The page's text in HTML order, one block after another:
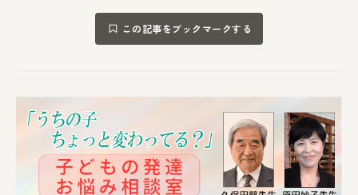
この記事をブックマークする